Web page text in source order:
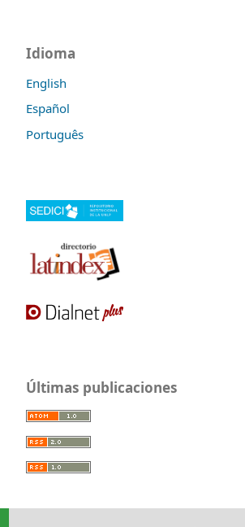
Idioma
English
Español
Português
Últimas publicaciones